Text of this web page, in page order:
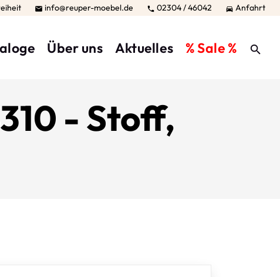
 info@reuper-moebel.de  02304 / 46042  Anfahrt
Über uns Aktuelles % Sale %
- Stoff,